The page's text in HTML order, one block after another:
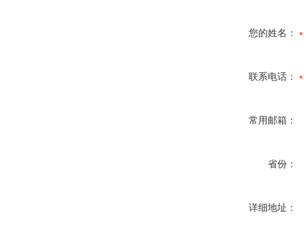
您的姓名：
联系电话：
常用邮箱：
省份：
详细地址：